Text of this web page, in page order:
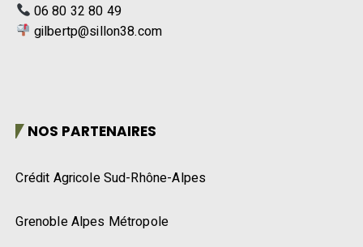
06 80 32 80 49
gilbertp@sillon38.com
NOS PARTENAIRES
Crédit Agricole Sud-Rhône-Alpes
Grenoble Alpes Métropole